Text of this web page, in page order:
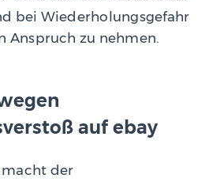
bei Wiederholungsgefahr
Anspruch zu nehmen.
auf ebay
macht der